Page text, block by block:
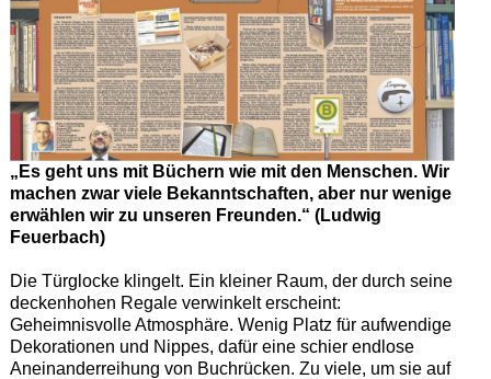
„Es geht uns mit Büchern wie mit den Menschen. Wir
machen zwar viele Bekanntschaften, aber nur wenige
erwählen wir zu unseren Freunden.“ (Ludwig
Feuerbach)
Die Türglocke klingelt. Ein kleiner Raum, der durch seine
deckenhohen Regale verwinkelt erscheint:
Geheimnisvolle Atmosphäre. Wenig Platz für aufwendige
Dekorationen und Nippes, dafür eine schier endlose
Aneinanderreihung von Buchrücken. Zu viele, um sie auf